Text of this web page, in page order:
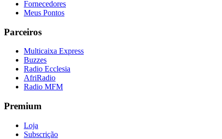
Fornecedores
Meus Pontos
Parceiros
Multicaixa Express
Buzzes
Radio Ecclesia
AfriRadio
Radio MFM
Premium
Loja
Subscrição